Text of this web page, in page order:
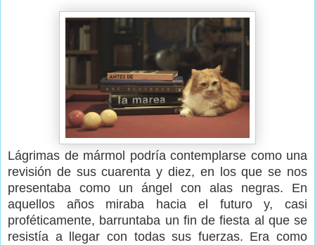
Lágrimas de mármol podría contemplarse como una
revisión de sus cuarenta y diez, en los que se nos
presentaba como un ángel con alas negras. En
aquellos años miraba hacia el futuro y, casi
proféticamente, barruntaba un fin de fiesta al que se
resistía a llegar con todas sus fuerzas. Era como